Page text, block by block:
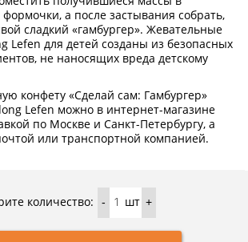
а после застывания собрать,
сладкий «гамбургер». Жевательные
Lefen для детей созданы из безопасных
не наносящих вреда детскому
конфету «Сделай сам: Гамбургер»
Lefen можно в интернет-магазине
по Москве и Санкт-Петербургу, а
или транспортной компанией.
количество: - шт +